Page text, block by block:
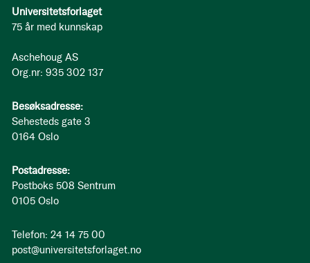
Universitetsforlaget
75 år med kunnskap
Aschehoug AS
Org.nr: 935 302 137
Besøksadresse:
Sehesteds gate 3
0164 Oslo
Postadresse:
Postboks 508 Sentrum
0105 Oslo
Telefon: 24 14 75 00
post@universitetsforlaget.no